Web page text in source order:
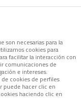
son necesarias para la
cookies para
facilitar la interacción con
comunicaciones de
e intereses.
cookies de perfiles
puede hacer clic en
haciendo clic en